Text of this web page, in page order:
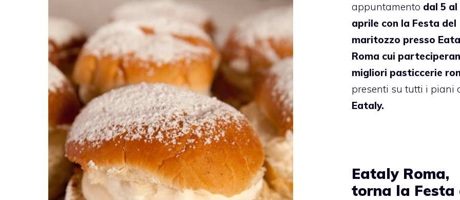
appuntamento dal 5 al
aprile con la Festa del
maritozzo presso
Roma cui
migliori pasticcerie
presenti su tutti i piani
Eataly.
Eataly Roma,
torna la Festa